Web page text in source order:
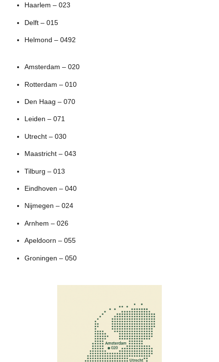
Haarlem – 023
Delft – 015
Helmond – 0492
Amsterdam – 020
Rotterdam – 010
Den Haag – 070
Leiden – 071
Utrecht – 030
Maastricht – 043
Tilburg – 013
Eindhoven – 040
Nijmegen – 024
Arnhem – 026
Apeldoorn – 055
Groningen – 050